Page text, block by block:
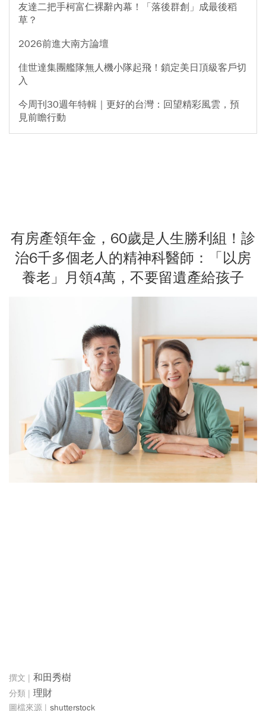
友達二把手柯富仁裸辭內幕！「落後群創」成最後稻
草？
2026前進大南方論壇
佳世達集團艦隊無人機小隊起飛！鎖定美日頂級客戶切
入
今周刊30週年特輯｜更好的台灣：回望精彩風雲，預
見前瞻行動
有房產領年金，60歲是人生勝利組！診
治6千多個老人的精神科醫師：「以房
養老」月領4萬，不要留遺產給孩子
和田秀樹
理財
shutterstock